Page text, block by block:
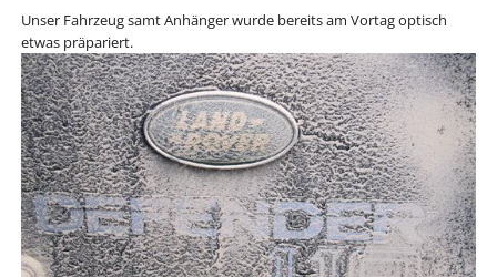
Unser Fahrzeug samt Anhänger wurde bereits am Vortag optisch
etwas präpariert.